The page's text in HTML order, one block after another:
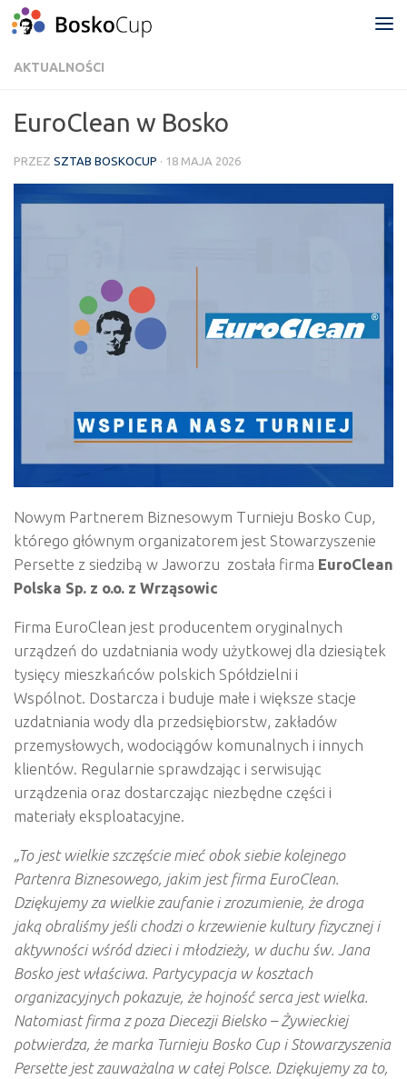
Przejdź do treści
AKTUALNOŚCI
EuroClean w Bosko
PRZEZ SZTAB BOSKOCUP · 18 MAJA 2026
Nowym Partnerem Biznesowym Turnieju Bosko Cup,
którego głównym organizatorem jest Stowarzyszenie
Persette z siedzibą w Jaworzu została firma EuroClean
Polska Sp. z o.o. z Wrząsowic
Firma EuroClean jest producentem oryginalnych
urządzeń do uzdatniania wody użytkowej dla dziesiątek
tysięcy mieszkańców polskich Spółdzielni i
Wspólnot. Dostarcza i buduje małe i większe stacje
uzdatniania wody dla przedsiębiorstw, zakładów
przemysłowych, wodociągów komunalnych i innych
klientów. Regularnie sprawdzając i serwisując
urządzenia oraz dostarczając niezbędne części i
materiały eksploatacyjne.
„To jest wielkie szczęście mieć obok siebie kolejnego
Partenra Biznesowego, jakim jest firma EuroClean.
Dziękujemy za wielkie zaufanie i zrozumienie, że droga
jaką obraliśmy jeśli chodzi o krzewienie kultury fizycznej i
aktywności wśród dzieci i młodzieży, w duchu św. Jana
Bosko jest właściwa. Partycypacja w kosztach
organizacyjnych pokazuje, że hojność serca jest wielka.
Natomiast firma z poza Diecezji Bielsko – Żywieckiej
potwierdza, że marka Turnieju Bosko Cup i Stowarzyszenia
Persette jest zauważalna w całej Polsce. Dziękujemy za to,